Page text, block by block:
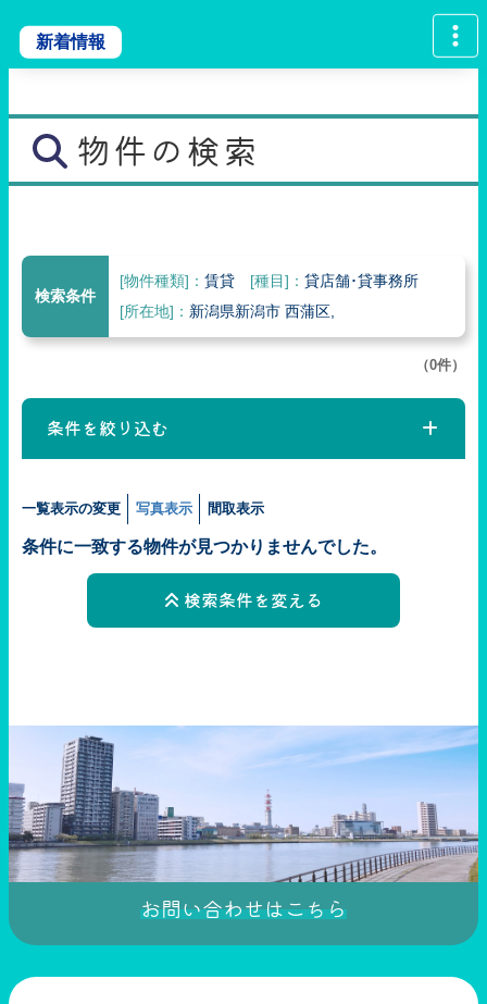
新着情報
物件の検索
検索条件
[物件種類]： 賃貸 [種目]： 貸店舗･貸事務所
[所在地]： 新潟県新潟市 西蒲区,
（0件）
条件を絞り込む
一覧表示の変更 写真表示 間取表示
条件に一致する物件が見つかりませんでした。
検索条件を変える
お問い合わせはこちら